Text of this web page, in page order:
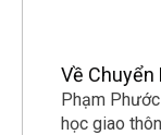
Về Chuyển
Phạm
học giao